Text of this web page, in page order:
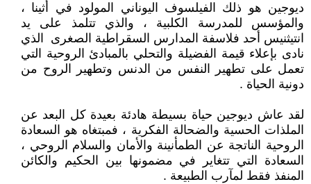
ديوجين هو ذلك الفيلسوف اليوناني المولود في أثينا ،
والمؤسس للمدرسة الكلبية ، والذي تتلمذ على يد
انتيثنيس أحد فلاسفة المدارس السقراطية الصغرى الذي
نادى بإعلاء قيمة الفضيلة والتحلي بالمبادئ الروحية التي
تعمل على تطهير النفس من الدنس وتطهير الروح من
دونية الحياة .
لقد عاش ديوجين حياة بسيطة هادئة بعيدة كل البعد عن
الملذات الحسية والضحالة الفكرية ، فمبتغاه هو السعادة
الروحية الناتجة عن الطمأنينة والأمان والسلام الروحي ،
السعادة التي تتغاير في مضمونها بين الحكيم والكائن
المنفذ فقط لمآرب الطبيعة .